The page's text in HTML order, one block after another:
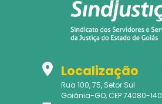
Localização
Rua 100, 75, Setor Sul
Goiânia-GO, CEP 74080-140